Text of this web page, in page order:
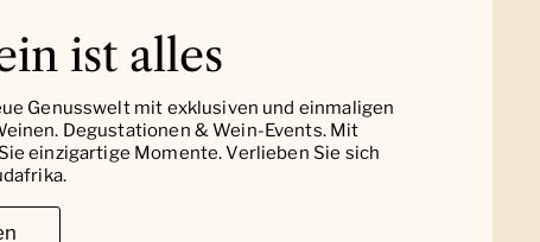
ist alles
Genusswelt mit exklusiven und einmaligen
Degustationen & Wein-Events. Mit
einzigartige Momente. Verlieben Sie sich